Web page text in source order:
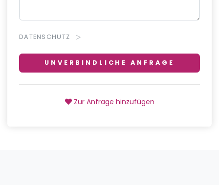
DATENSCHUTZ
UNVERBINDLICHE ANFRAGE
Zur Anfrage hinzufügen